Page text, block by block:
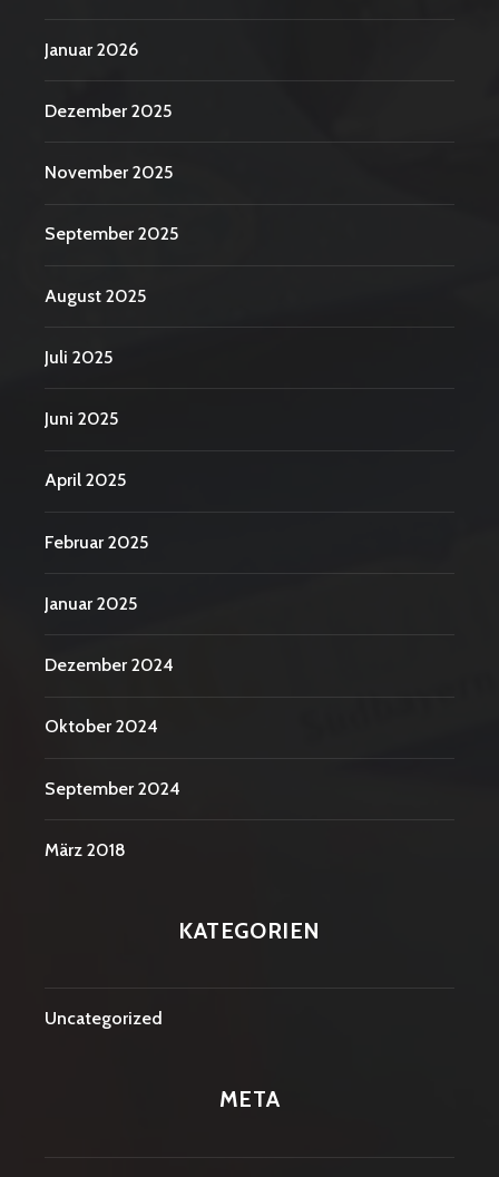
Januar 2026
Dezember 2025
November 2025
September 2025
August 2025
Juli 2025
Juni 2025
April 2025
Februar 2025
Januar 2025
Dezember 2024
Oktober 2024
September 2024
März 2018
KATEGORIEN
Uncategorized
META